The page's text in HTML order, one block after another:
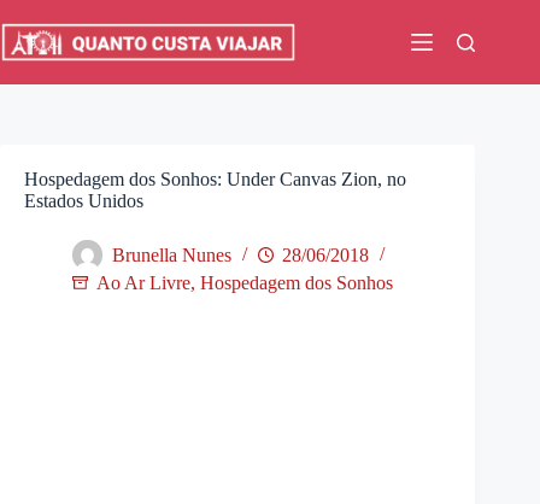
para
Hospedagem dos Sonhos: Under Canvas Zion, no
Estados Unidos
Brunella Nunes
28/06/2018
Ao Ar Livre, Hospedagem dos Sonhos